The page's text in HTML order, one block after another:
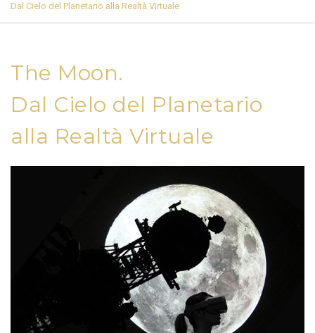
Dal Cielo del Planetario alla Realtà Virtuale
The Moon.
Dal Cielo del Planetario
alla Realtà Virtuale